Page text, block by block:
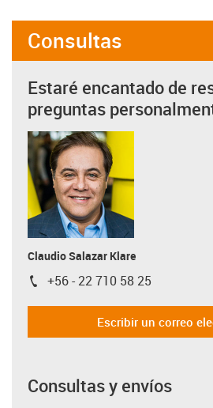
Consultas
Estaré encantado de
preguntas
Claudio Salazar Klare
igus-icon-phone
+56 - 22 710 58 25
Escribir un correo
Consultas y envíos